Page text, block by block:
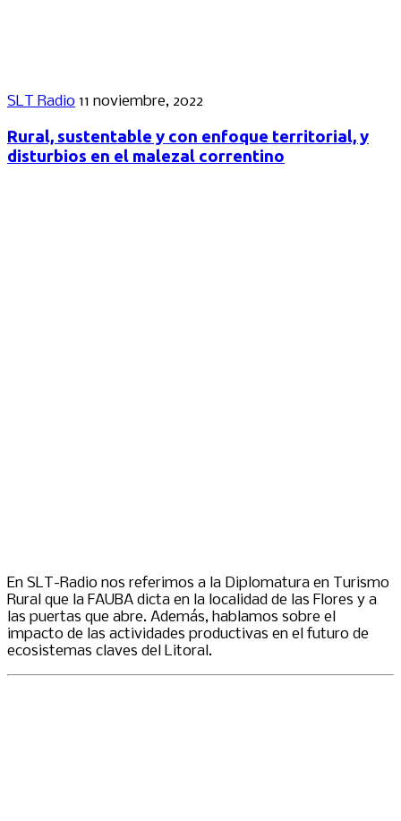
SLT Radio 11 noviembre, 2022
Rural, sustentable y con enfoque territorial, y
disturbios en el malezal correntino
En SLT-Radio nos referimos a la Diplomatura en Turismo
Rural que la FAUBA dicta en la localidad de las Flores y a
las puertas que abre. Además, hablamos sobre el
impacto de las actividades productivas en el futuro de
ecosistemas claves del Litoral.